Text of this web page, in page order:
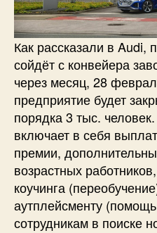
Как рассказали в Audi,
сойдёт с конвейера
через месяц, 28
предприятие будет
порядка 3 тыс.
включает в себя
премии,
возрастных
коучинга
аутплейсменту
сотрудникам в поиске